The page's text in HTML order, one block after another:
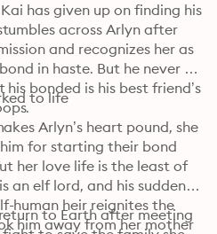
has given up on finding his
across Arlyn after
and recognizes her as
in haste. But he never
bonded is his best friend’s
to life
Arlyn’s heart pound, she
him for starting their bond
her love life is the least of
an elf lord, and his sudden
human heir reignites the
him away from her mother
to Earth after meeting